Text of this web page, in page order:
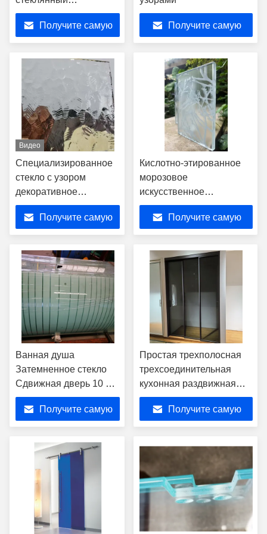
замороженный ливень
рифлить панель
ребристой текстуры
декоративную
стеклянную
Получите самую Получите самую
Видео
Специализированное
стекло с узором
декоративное
архитектурное стекло с
рельефным узором
Получите самую
Кислотно-этированное
морозовое
искусственное
закаленное стекло SGCC
OEM Ultra Clear
Получите самую
Ванная душа
Затемненное стекло
Сдвижная дверь 10 мм
Замерзший без рамы
Получите самую
Простая трехполосная
трехсоединительная
кухонная раздвижная
дверь балконная
перегородка
Двухслойная закаленная
Получите самую